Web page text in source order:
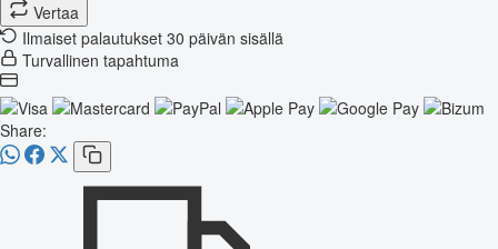
Vertaa
Ilmaiset palautukset 30 päivän sisällä
Turvallinen tapahtuma
Share: